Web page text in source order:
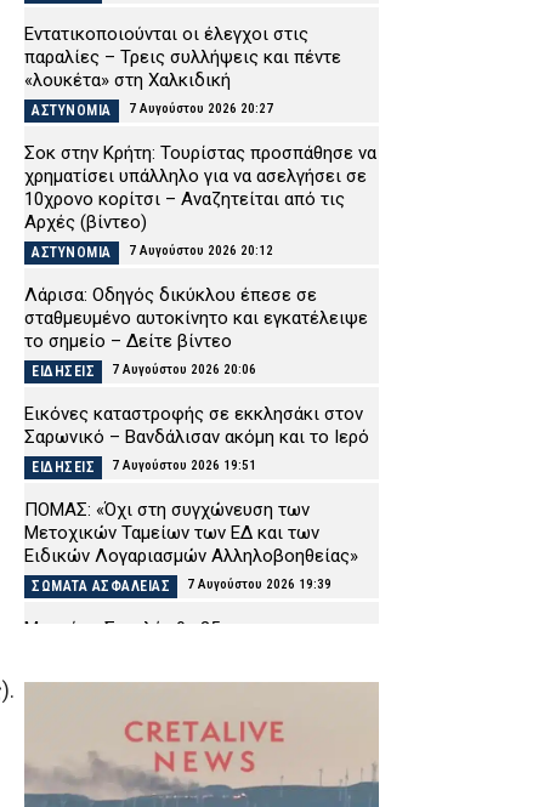
Εντατικοποιούνται οι έλεγχοι στις
παραλίες – Τρεις συλλήψεις και πέντε
«λουκέτα» στη Χαλκιδική
ΑΣΤΥΝΟΜΙΑ 7 Αυγούστου 2026 20:27
Σοκ στην Κρήτη: Τουρίστας προσπάθησε να
χρηματίσει υπάλληλο για να ασελγήσει σε
10χρονο κορίτσι – Αναζητείται από τις
Αρχές (βίντεο)
ΑΣΤΥΝΟΜΙΑ 7 Αυγούστου 2026 20:12
Λάρισα: Οδηγός δικύκλου έπεσε σε
σταθμευμένο αυτοκίνητο και εγκατέλειψε
το σημείο – Δείτε βίντεο
ΕΙΔΗΣΕΙΣ 7 Αυγούστου 2026 20:06
Εικόνες καταστροφής σε εκκλησάκι στον
Σαρωνικό – Βανδάλισαν ακόμη και το Ιερό
ΕΙΔΗΣΕΙΣ 7 Αυγούστου 2026 19:51
ΠΟΜΑΣ: «Όχι στη συγχώνευση των
Μετοχικών Ταμείων των ΕΔ και των
Ειδικών Λογαριασμών Αλληλοβοηθείας»
ΣΩΜΑΤΑ ΑΣΦΑΛΕΙΑΣ 7 Αυγούστου 2026 19:39
Μαρούσι: Συνελήφθη 35χρονος σε
Χριστοφορίδης Κωνσταντίνος (ΕΑΥΘ): «41
βαθμοί μέσα στα λεωφορεία της ΔΑΕΘ»
ΑΠΟΨΕΙΣ 7 Αυγούστου 2026 19:14